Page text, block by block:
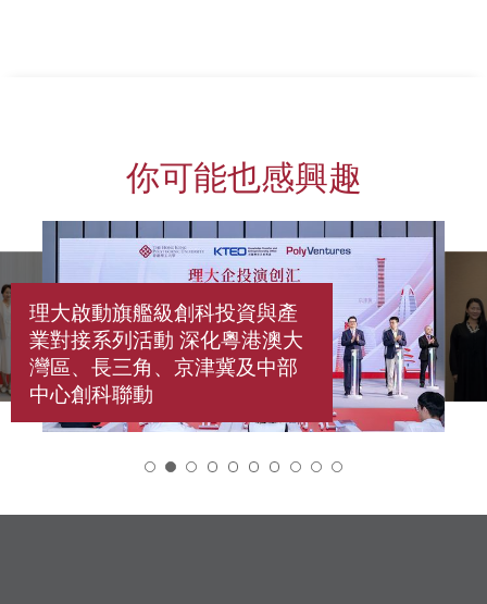
你可能也感興趣
理大啟動旗艦級創科投資與產
業對接系列活動 深化粵港澳大
灣區、長三角、京津冀及中部
中心創科聯動